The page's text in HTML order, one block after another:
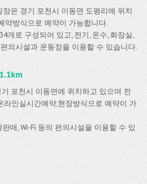
은 경기 포천시 이동면 도평리에 위치
약방식으로 예약이 가능합니다.
개로 구성되어 있고, 전기, 온수, 화장실,
의시설과 운동장을 이용할 수 있습니다.
기 포천시 이동면에 위치하고 있으며 전
라인실시간예약,현장방식으로 예약이 가
판매, Wi-Fi 등의 편의시설을 이용할 수 있